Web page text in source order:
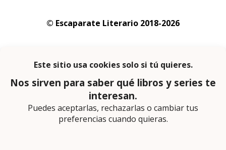
© Escaparate Literario 2018-2026
privacidad
En calidad de afiliado de Amazon obtengo
ingresos por las compras adscritas que